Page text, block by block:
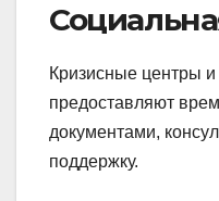
Кризисные центры
предоставляют
документами,
поддержку.